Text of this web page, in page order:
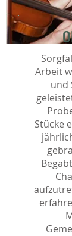
Arbeit
und
Stücke